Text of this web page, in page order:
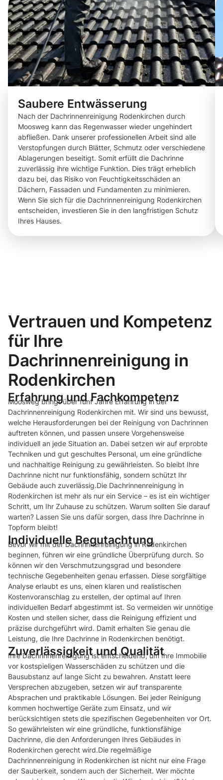
Saubere Entwässerung
Nach der Dachrinnenreinigung Rodenkirchen durch
Moosweg kann das Regenwasser wieder ungehindert
abfließen. Dank unserer professionellen Arbeit sind alle
Verstopfungen durch Blätter, Schmutz oder verschiedene
Ablagerungen beseitigt. Somit erfüllt die Dachrinne
zuverlässig ihre wichtige Funktion. Dies trägt erheblich
dazu bei, das Risiko von Feuchtigkeitsschäden an
Dächern, Fassaden und Fundamenten zu minimieren.
Wenn Sie sich für die Dachrinnenreinigung Rodenkirchen
entscheiden, investieren Sie in den langfristigen Schutz
Ihres Hauses.
Vertrauen und Kompetenz
für Ihre
Dachrinnenreinigung in
Rodenkirchen
Erfahrung und Fachkompetenz
Moosweg bringt über fünf Jahre Erfahrung in der
Dachrinnenreinigung Rodenkirchen mit. Wir sind uns bewusst,
welche Herausforderungen bei der Reinigung von Dachrinnen
auftreten können, und passen unsere Vorgehensweise
individuell an jede Situation an. Dabei setzen wir auf erprobte
Techniken und gut geschultes Personal, um eine gründliche
und nachhaltige Reinigung zu gewährleisten. So bleibt Ihre
Dachrinne nicht nur funktionsfähig, sondern schützt Ihr
Gebäude auch zuverlässig.Die Dachrinnenreinigung in
Rodenkirchen ist mehr als nur ein Service – es ist ein wichtiger
Schritt, um Ihr Zuhause zu schützen. Warum sollten Sie darauf
warten? Lassen Sie uns dafür sorgen, dass Ihre Dachrinne in
Topform bleibt!
Individuelle Begutachtung
Bevor wir mit der Dachrinnenreinigung in Rodenkirchen
beginnen, führen wir eine gründliche Überprüfung durch. So
können wir den Verschmutzungsgrad und besondere
technische Gegebenheiten genau erfassen. Diese sorgfältige
Analyse erlaubt es uns, einen klaren und realistischen
Kostenvoranschlag zu erstellen, der optimal auf Ihren
individuellen Bedarf abgestimmt ist. So vermeiden wir unnötige
Kosten und stellen sicher, dass die Reinigung effizient und
präzise durchgeführt wird. Damit erhalten Sie genau die
Leistung, die Ihre Dachrinne in Rodenkirchen benötigt.
Zuverlässigkeit und Qualität
Ihre Dachrinnenreinigung ist entscheidend, um Ihre Immobilie
vor kostspieligen Wasserschäden zu schützen und die
Bausubstanz auf lange Sicht zu bewahren. Anstatt leere
Versprechen abzugeben, setzen wir auf transparente
Absprachen und praktikable Lösungen. Bei jeder Reinigung
kommen hochwertige Geräte zum Einsatz, und wir
berücksichtigen stets die spezifischen Gegebenheiten vor Ort.
So gewährleisten wir eine gründliche, funktionsfähige
Dachrinne, die den Anforderungen Ihres Gebäudes in
Rodenkirchen gerecht wird.Die regelmäßige
Dachrinnenreinigung in Rodenkirchen ist nicht nur eine Frage
der Sauberkeit, sondern auch der Sicherheit. Wer möchte